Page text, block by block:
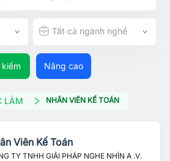
Tất cả ngành nghề
Nâng cao
LÀM NHÂN VIÊN KẾ TOÁN
Viên Kế Toán
TY TNHH GIẢI PHÁP NGHE NHÌN A .V.